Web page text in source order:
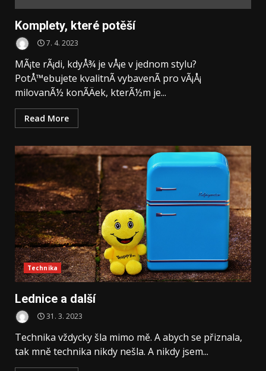
Komplety, které potěší
7. 4. 2023
MÃ¡te rÃ¡di, kdyÅ¾ je vÅ¡e v jednom stylu?
PotÅ™ebujete kvalitnÃ­ vybavenÃ­ pro vÃ¡Å¡
milovanÃ½ konÃ­Äek, kterÃ½m je...
Read More
Technika
Lednice a další
31. 3. 2023
Technika vždycky šla mimo mě. A abych se přiznala,
tak mně technika nikdy nešla. A nikdy jsem...